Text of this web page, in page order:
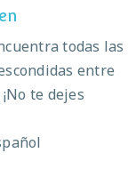
todas las
entre
te dejes